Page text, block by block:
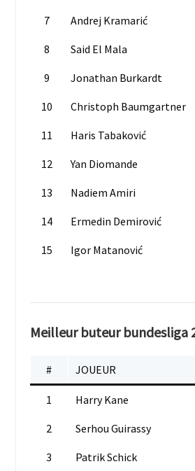
7 Andrej Kramarić
8 Said El Mala
9 Jonathan Burkardt
10 Christoph Baumgartner
11 Haris Tabaković
12 Yan Diomande
13 Nadiem Amiri
14 Ermedin Demirović
15 Igor Matanović
Meilleur buteur bundesliga
# JOUEUR
1 Harry Kane
2 Serhou Guirassy
3 Patrik Schick